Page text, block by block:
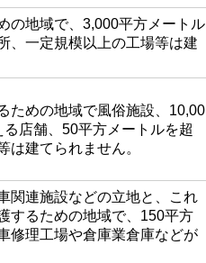
の地域で、3,000平方メートル
、一定規模以上の工場等は建
ための地域で風俗施設、10,00
店舗、50平方メートルを超
は建てられません。
関連施設などの立地と、これ
するための地域で、150平方
修理工場や倉庫業倉庫などが